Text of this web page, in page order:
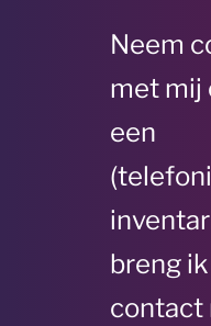
Neem
met mij
een
breng
contact